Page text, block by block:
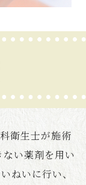
衛生士が施術
い薬剤を用い
ねいに行い、